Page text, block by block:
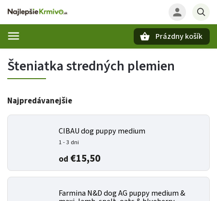
Prázdny košík
Šteniatka stredných plemien
Najpredávanejšie
CIBAU dog puppy medium
1 - 3 dni
od €15,50
Farmina N&D dog AG puppy medium &